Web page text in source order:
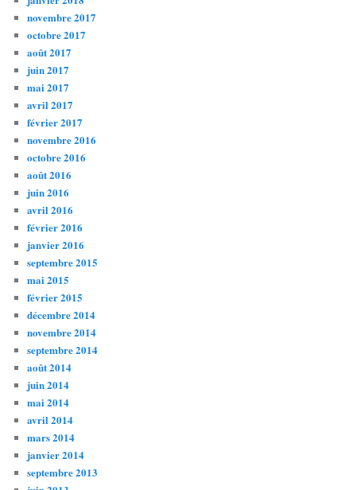
novembre 2017
octobre 2017
août 2017
juin 2017
mai 2017
avril 2017
février 2017
novembre 2016
octobre 2016
août 2016
juin 2016
avril 2016
février 2016
janvier 2016
septembre 2015
mai 2015
février 2015
décembre 2014
novembre 2014
septembre 2014
août 2014
juin 2014
mai 2014
avril 2014
mars 2014
janvier 2014
septembre 2013